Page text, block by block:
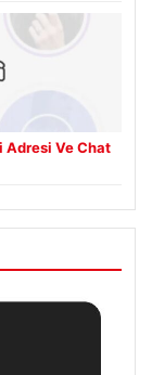
Adresi Ve Chat